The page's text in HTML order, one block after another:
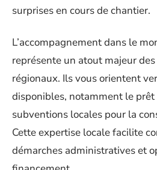
surprises en cours de chantier.
L’accompagnement dans le
représente un atout majeur
régionaux. Ils vous orientent
disponibles, notamment le prêt
subventions locales pour la
Cette expertise locale facilite
démarches administratives et